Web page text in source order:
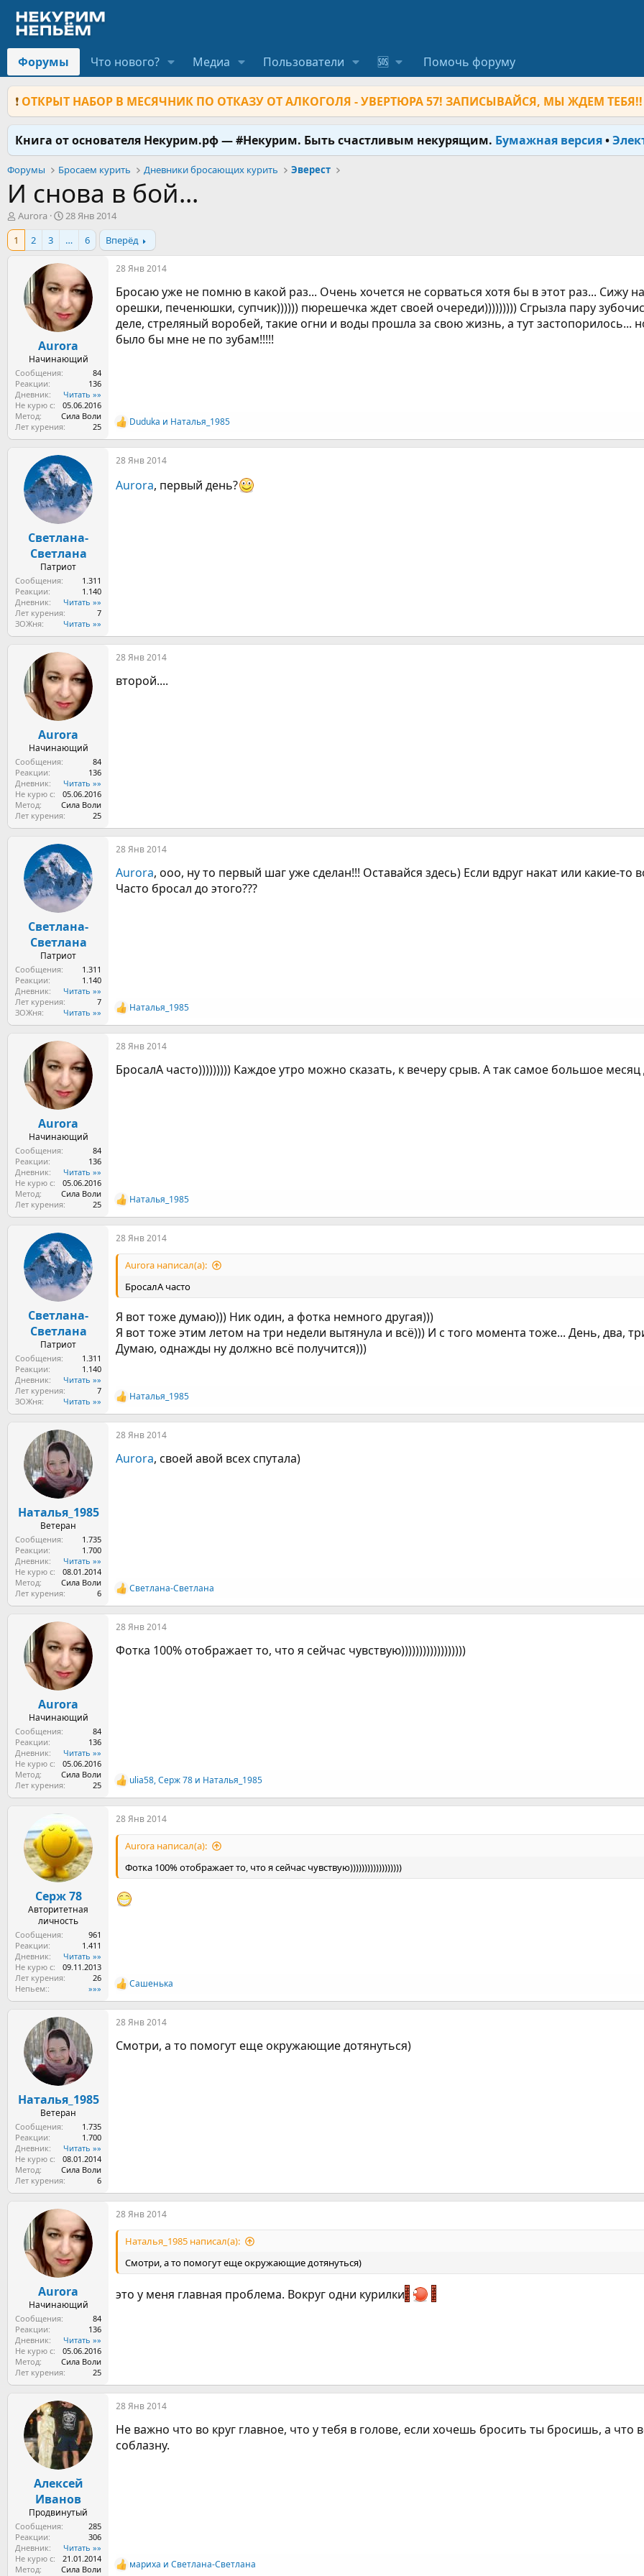
Форумы Что нового? Медиа Пользователи 🆘 Помочь форуму
❗ ОТКРЫТ НАБОР В МЕСЯЧНИК ПО ОТКАЗУ ОТ АЛКОГОЛЯ - УВЕРТЮРА 57! ЗАПИСЫВАЙСЯ, МЫ ЖДЕМ ТЕБЯ!!
Книга от основателя Некурим.рф — #Некурим. Быть счастливым некурящим. Бумажная версия•
Форумы Бросаем курить Дневники бросающих курить Эверест
И снова в бой...
А
в
о
м
Aurora
Д
а
т
а
н
а
ч
а
л
а
28 Янв 2014
1
2 3 … 6 Вперёд
Aurora
Начинающий
Сообщения
84
Реакции
136
Дневник
Читать »»
Не курю с
05.06.2016
Метод
Сила Воли
Лет курения
25
28 Янв 2014
Бросаю уже не помню в какой раз... Очень хочется не сорваться хотя бы в этот раз... Сижу
орешки, печенюшки, супчик)))))) пюрешечка ждет своей очереди))))))))) Сгрызла пару
деле, стреляный воробей, такие огни и воды прошла за свою жизнь, а тут застопорилось...
было бы мне не по зубам!!!!!
Р
е
а
к
и
Duduka и Наталья_1985
Светлана-
Светлана
Патриот
Сообщения
1.311
Реакции
1.140
Дневник
Читать »»
Лет курения
7
ЗОЖня
Читать »»
28 Янв 2014
Aurora, первый день?
Aurora
Начинающий
Сообщения
84
Реакции
136
Дневник
Читать »»
Не курю с
05.06.2016
Метод
Сила Воли
Лет курения
25
28 Янв 2014
второй....
Светлана-
Светлана
Патриот
Сообщения
1.311
Реакции
1.140
Дневник
Читать »»
Лет курения
7
ЗОЖня
Читать »»
28 Янв 2014
Aurora, ооо, ну то первый шаг уже сделан!!! Оставайся здесь) Если вдруг накат или какие-то
Часто бросал до этого???
Р
е
а
к
и
Наталья_1985
Aurora
Начинающий
Сообщения
84
Реакции
136
Дневник
Читать »»
Не курю с
05.06.2016
Метод
Сила Воли
Лет курения
25
28 Янв 2014
БросалА часто))))))))) Каждое утро можно сказать, к вечеру срыв. А так самое большое
Р
е
а
к
Наталья_1985
Светлана-
Светлана
Патриот
Сообщения
1.311
Реакции
1.140
Дневник
Читать »»
Лет курения
7
ЗОЖня
Читать »»
28 Янв 2014
Aurora написал(а):
БросалА часто
Я вот тоже думаю))) Ник один, а фотка немного другая)))
Я вот тоже этим летом на три недели вытянула и всё))) И с того момента тоже... День, два,
Думаю, однажды ну должно всё получится)))
Р
е
а
к
и
Наталья_1985
Наталья_1985
Ветеран
Сообщения
1.735
Реакции
1.700
Дневник
Читать »»
Не курю с
08.01.2014
Метод
Сила Воли
Лет курения
6
28 Янв 2014
Aurora, своей авой всех спутала)
Р
е
а
к
и
Светлана-Светлана
Aurora
Начинающий
Сообщения
84
Реакции
136
Дневник
Читать »»
Не курю с
05.06.2016
Метод
Сила Воли
Лет курения
25
28 Янв 2014
Фотка 100% отображает то, что я сейчас чувствую))))))))))))))))))
Р
е
а
к
ulia58,Серж 78 и Наталья_1985
Серж 78
Авторитетная
личность
Сообщения
961
Реакции
1.411
Дневник
Читать »»
Не курю с
09.11.2013
Лет курения
26
Непьем:
»»»
28 Янв 2014
Aurora написал(а):
Фотка 100% отображает то, что я сейчас чувствую))))))))))))))))))
Р
е
а
к
и
Сашенька
Наталья_1985
Ветеран
Сообщения
1.735
Реакции
1.700
Дневник
Читать »»
Не курю с
08.01.2014
Метод
Сила Воли
Лет курения
6
28 Янв 2014
Смотри, а то помогут еще окружающие дотянуться)
Aurora
Начинающий
Сообщения
84
Реакции
136
Дневник
Читать »»
Не курю с
05.06.2016
Метод
Сила Воли
Лет курения
25
28 Янв 2014
Наталья_1985 написал(а):
Смотри, а то помогут еще окружающие дотянуться)
это у меня главная проблема. Вокруг одни курилки
Алексей
Иванов
Продвинутый
Сообщения
285
Реакции
306
Дневник
Читать »»
Не курю с
21.01.2014
Метод
Сила Воли
28 Янв 2014
Не важно что во круг главное, что у тебя в голове, если хочешь бросить ты бросишь, а что
соблазну.
Р
мариха и Светлана-Светлана